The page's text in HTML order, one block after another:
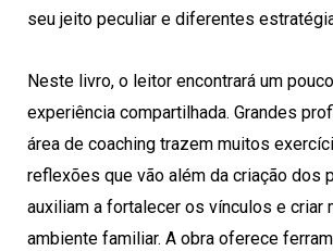
seu jeito peculiar e diferentes
Neste livro, o leitor encontrará um
experiência compartilhada. Grandes
área de coaching trazem muitos
reflexões que vão além da criação dos
auxiliam a fortalecer os vínculos e criar
ambiente familiar. A obra oferece